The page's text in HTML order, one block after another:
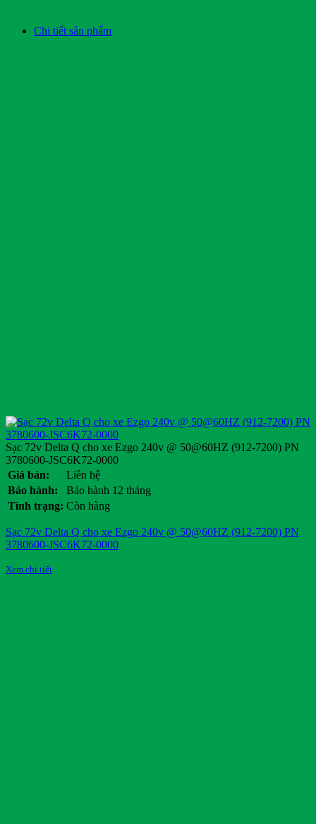
Chi tiết sản phẩm
Sạc 72v Delta Q cho xe Ezgo 240v @ 50@60HZ (912-7200) PN
3780600-JSC6K72-0000
Giá bán:
Liên hệ
Bảo hành:
Bảo hành 12 tháng
Tình trạng: Còn hàng
Sạc 72v Delta Q cho xe Ezgo 240v @ 50@60HZ (912-7200) PN
3780600-JSC6K72-0000
Xem chi tiết